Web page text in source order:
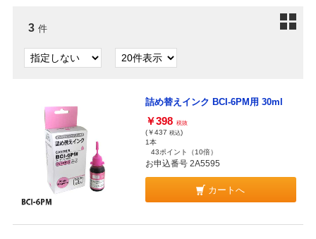
3 件
詰め替えインク BCI-6PM用 30ml
￥398 税抜
(￥437 税込)
1本
43ポイント
（10倍）
お申込番号 2A5595
カートへ